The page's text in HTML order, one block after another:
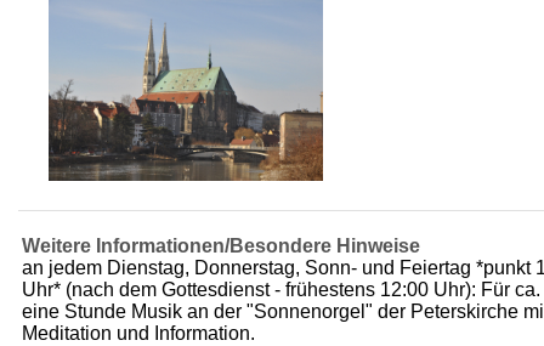
Weitere Informationen/Besondere Hinweise
an jedem Dienstag, Donnerstag, Sonn- und Feiertag *punkt
Uhr* (nach dem Gottesdienst - frühestens 12:00 Uhr): Für ca.
eine Stunde Musik an der "Sonnenorgel" der Peterskirche
Meditation und Information.